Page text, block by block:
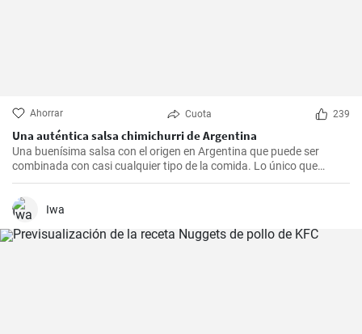
Ahorrar Cuota 239
Una auténtica salsa chimichurri de Argentina
Una buenísima salsa con el origen en Argentina que puede ser
combinada con casi cualquier tipo de la comida. Lo único que
debería hacer es seguir la receta presente.
Iwa